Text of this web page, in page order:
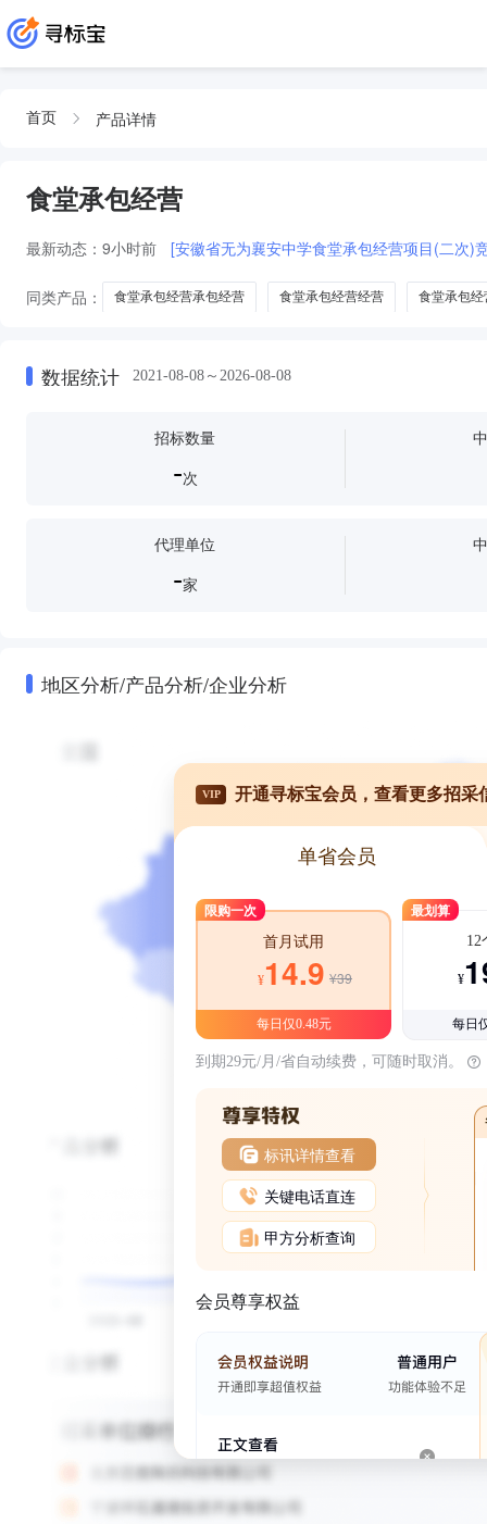
首页 产品详情
食堂承包经营
最新动态： 9小时前 [安徽省无为襄安中学食堂承包经营项目(二次)
同类产品： 食堂承包经营承包经营 食堂承包经营经营 食堂承包经
数据统计 2021-08-08～2026-08-08
招标数量
-次
代理单位
-家
地区分析/产品分析/企业分析
VIP 开通寻标宝会员，查看更多招采
单省会员
限购一次
首月试用
¥14.9 ¥39
每日仅0.48元
最划算
12
¥
每日
到期29元/月/省自动续费，可随时取消。
标讯详情查看
关键电话直连
甲方分析查询
会员尊享权益